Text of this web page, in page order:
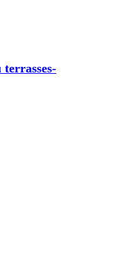
terrasses-